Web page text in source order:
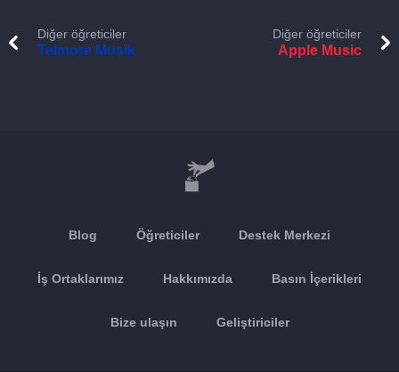
Diğer öğreticiler
Telmore Musik
Diğer öğreticiler
Apple Music
Blog Öğreticiler Destek Merkezi
İş Ortaklarımız Hakkımızda Basın İçerikleri
Bize ulaşın Geliştiriciler